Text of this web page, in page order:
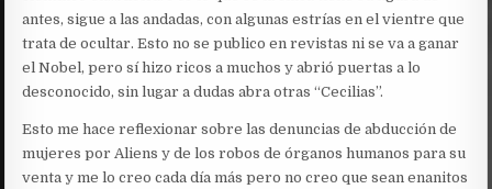
antes, sigue a las andadas, con algunas estrías en el vientre que
trata de ocultar. Esto no se publico en revistas ni se va a ganar
el Nobel, pero sí hizo ricos a muchos y abrió puertas a lo
desconocido, sin lugar a dudas abra otras “Cecilias”.
Esto me hace reflexionar sobre las denuncias de abducción de
mujeres por Aliens y de los robos de órganos humanos para su
venta y me lo creo cada día más pero no creo que sean enanitos